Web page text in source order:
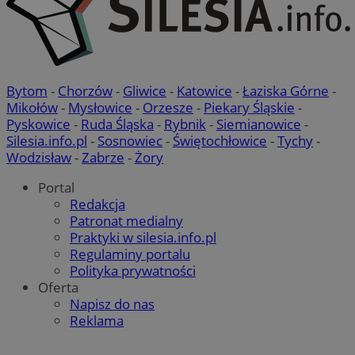
Bytom - Chorzów- Gliwice - Katowice -Łaziska Górne -
Mikołów- Mysłowice - Orzesze - Piekary Śląskie -
Pyskowice - Ruda Śląska - Rybnik- Siemianowice -
Silesia.info.pl - Sosnowiec- Świętochłowice -Tychy-
Wodzisław-Zabrze -Żory
Portal
Redakcja
Patronat medialny
Praktyki w silesia.info.pl
Regulaminy portalu
Polityka prywatności
Oferta
Napisz do nas
Reklama